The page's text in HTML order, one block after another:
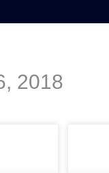
2018